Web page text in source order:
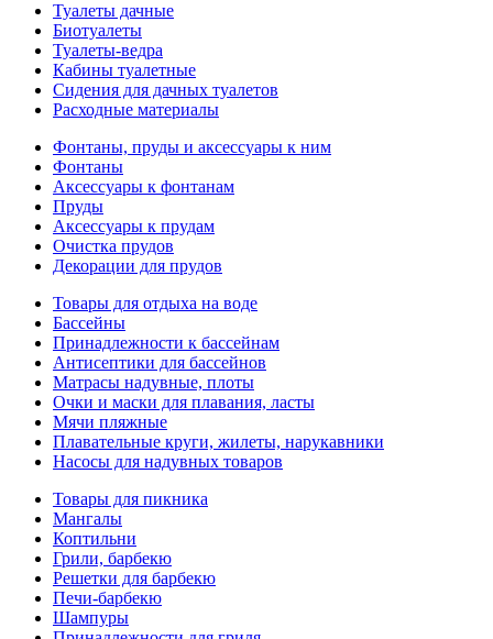
Туалеты дачные
Биотуалеты
Туалеты-ведра
Кабины туалетные
Сидения для дачных туалетов
Расходные материалы
Фонтаны, пруды и аксессуары к ним
Фонтаны
Аксессуары к фонтанам
Пруды
Аксессуары к прудам
Очистка прудов
Декорации для прудов
Товары для отдыха на воде
Бассейны
Принадлежности к бассейнам
Антисептики для бассейнов
Матраcы надувные, плоты
Очки и маски для плавания, ласты
Мячи пляжные
Плавательные круги, жилеты, нарукавники
Насосы для надувных товаров
Товары для пикника
Мангалы
Коптильни
Грили, барбекю
Решетки для барбекю
Печи-барбекю
Шампуры